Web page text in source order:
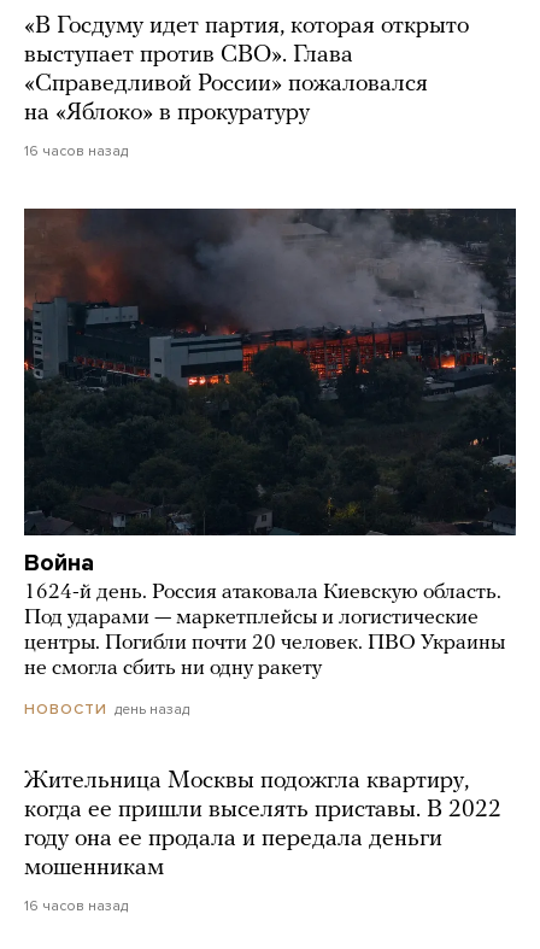
«В Госдуму идет партия, которая открыто
выступает против СВО». Глава
«Справедливой России» пожаловался
на «Яблоко» в прокуратуру
16 часов назад
Война
1624-й день. Россия атаковала Киевскую область.
Под ударами — маркетплейсы и логистические
центры. Погибли почти 20 человек. ПВО Украины
не смогла сбить ни одну ракету
НОВОСТИ день назад
Жительница Москвы подожгла квартиру,
когда ее пришли выселять приставы. В 2022
году она ее продала и передала деньги
мошенникам
16 часов назад